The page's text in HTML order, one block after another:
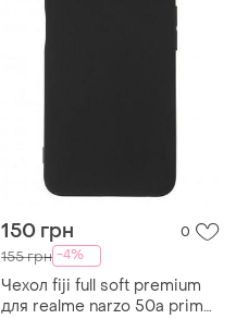
150 грн 0
155 грн -4%
Чехол fiji full soft premium
для realme narzo 50a prime